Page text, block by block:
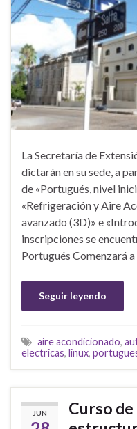
La Secretaría de
dictarán en su sede, a
de «Portugués, nivel
«Refrigeración y Aire
avanzado (3D)» e
inscripciones se
Portugués Comenzará
Seguir leyendo
aire acondicionado,
electricas, linux,
JUN
Curso